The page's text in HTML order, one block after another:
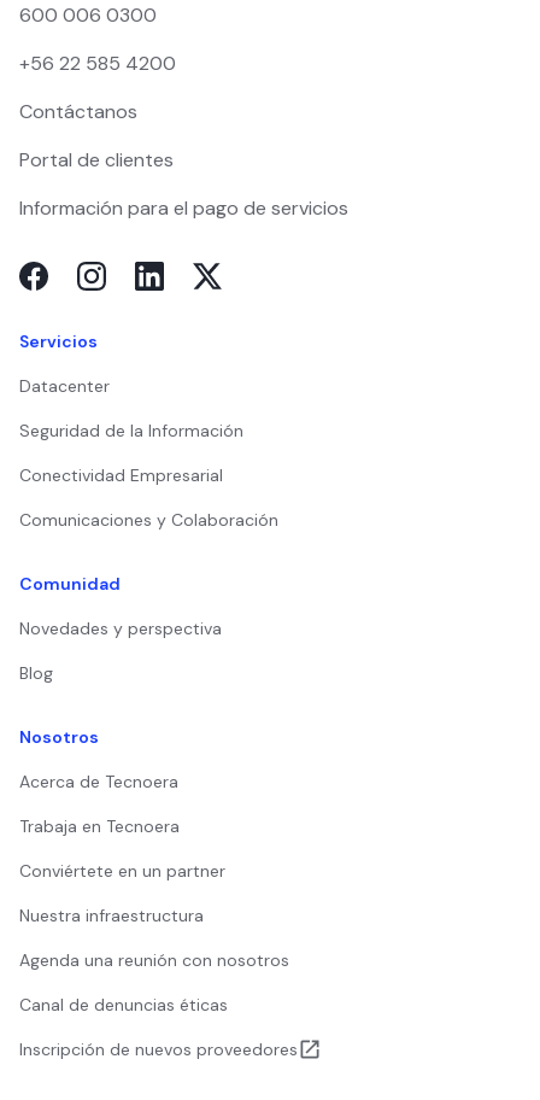
600 006 0300
+56 22 585 4200
Contáctanos
Portal de clientes
Información para el pago de servicios
Servicios
Datacenter
Seguridad de la Información
Conectividad Empresarial
Comunicaciones y Colaboración
Comunidad
Novedades y perspectiva
Blog
Nosotros
Acerca de Tecnoera
Trabaja en Tecnoera
Conviértete en un partner
Nuestra infraestructura
Agenda una reunión con nosotros
Canal de denuncias éticas
Inscripción de nuevos proveedores